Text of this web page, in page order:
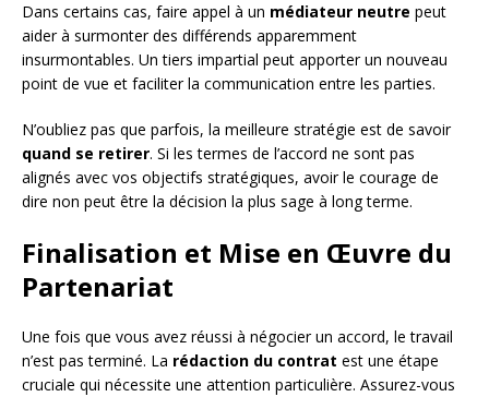
Dans certains cas, faire appel à un médiateur neutre peut
aider à surmonter des différends apparemment
insurmontables. Un tiers impartial peut apporter un nouveau
point de vue et faciliter la communication entre les parties.
N’oubliez pas que parfois, la meilleure stratégie est de savoir
quand se retirer. Si les termes de l’accord ne sont pas
alignés avec vos objectifs stratégiques, avoir le courage de
dire non peut être la décision la plus sage à long terme.
Finalisation et Mise en Œuvre du
Partenariat
Une fois que vous avez réussi à négocier un accord, le travail
n’est pas terminé. La rédaction du contrat est une étape
cruciale qui nécessite une attention particulière. Assurez-vous